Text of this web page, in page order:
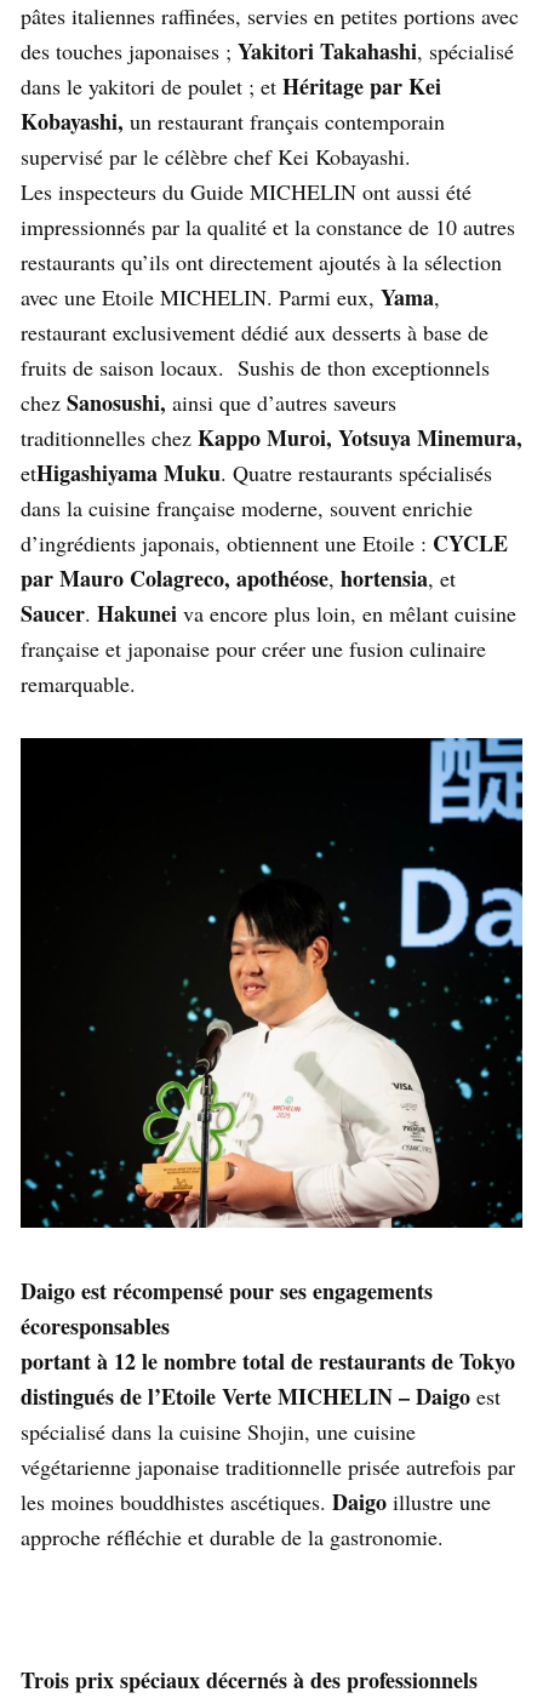
pâtes italiennes raffinées, servies en petites portions avec
des touches japonaises ; Yakitori Takahashi, spécialisé
dans le yakitori de poulet ; et Héritage par Kei
Kobayashi, un restaurant français contemporain
supervisé par le célèbre chef Kei Kobayashi.
Les inspecteurs du Guide MICHELIN ont aussi été
impressionnés par la qualité et la constance de 10 autres
restaurants qu’ils ont directement ajoutés à la sélection
avec une Etoile MICHELIN. Parmi eux, Yama,
restaurant exclusivement dédié aux desserts à base de
fruits de saison locaux. Sushis de thon exceptionnels
chez Sanosushi, ainsi que d’autres saveurs
traditionnelles chez Kappo Muroi, Yotsuya Minemura,
etHigashiyama Muku. Quatre restaurants spécialisés
dans la cuisine française moderne, souvent enrichie
d’ingrédients japonais, obtiennent une Etoile : CYCLE
par Mauro Colagreco, apothéose, hortensia, et
Saucer. Hakunei va encore plus loin, en mêlant cuisine
française et japonaise pour créer une fusion culinaire
remarquable.
Daigo est récompensé pour ses engagements
écoresponsables
portant à 12 le nombre total de restaurants de Tokyo
distingués de l’Etoile Verte MICHELIN –Daigo est
spécialisé dans la cuisine Shojin, une cuisine
végétarienne japonaise traditionnelle prisée autrefois par
les moines bouddhistes ascétiques. Daigo illustre une
approche réfléchie et durable de la gastronomie.
Trois prix spéciaux décernés à des professionnels